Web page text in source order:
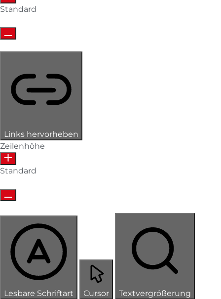
Standard
Links hervorheben
Zeilenhöhe
Standard
Lesbare Schriftart Cursor Textvergrößerung